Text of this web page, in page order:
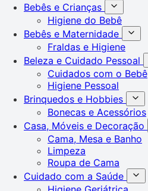
Bebês e Crianças
Higiene do Bebê
Bebês e Maternidade
Fraldas e Higiene
Beleza e Cuidado Pessoal
Cuidados com o Bebê
Higiene Pessoal
Brinquedos e Hobbies
Bonecas e Acessórios
Casa, Móveis e Decoração
Cama, Mesa e Banho
Limpeza
Roupa de Cama
Cuidado com a Saúde